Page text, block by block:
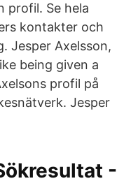
profil. Se hela
kontakter och
Jesper Axelsson,
being given a
profil på
Jesper
-